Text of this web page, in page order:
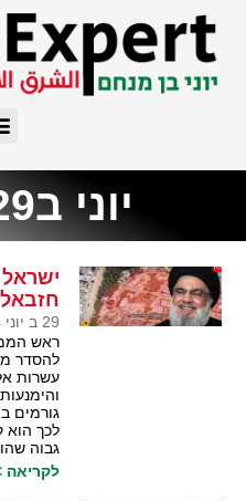
יוני ב29, 2024
29 ב יוני 2024
ראש
להסדר
עשרות
גורמים
לכך הוא
גבוה
לקריאה